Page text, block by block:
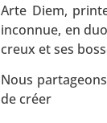
Arte Diem,
inconnue, en
creux et ses
Nous
de créer